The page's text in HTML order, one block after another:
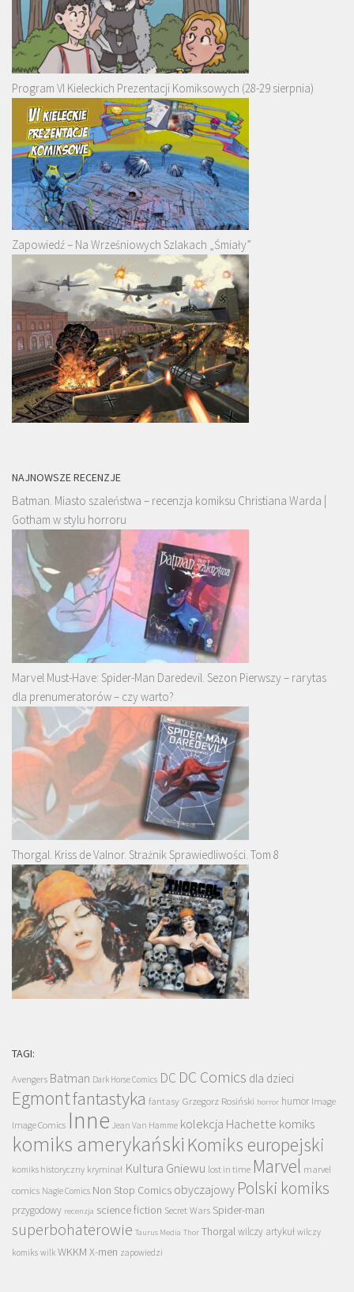
Program VI Kieleckich Prezentacji Komiksowych (28-29 sierpnia)
Zapowiedź – Na Wrześniowych Szlakach „Śmiały”
NAJNOWSZE RECENZJE
Batman. Miasto szaleństwa – recenzja komiksu Christiana Warda |
Gotham w stylu horroru
Marvel Must-Have: Spider-Man Daredevil. Sezon Pierwszy – rarytas
dla prenumeratorów – czy warto?
Thorgal. Kriss de Valnor. Strażnik Sprawiedliwości. Tom 8
TAGI:
Avengers Batman Dark Horse Comics DC DC Comics dla dzieci
Egmontfantastyka fantasy Grzegorz Rosiński horror humor Image
Image Comics Inne Jean Van Hamme kolekcja Hachette komiks
komiks amerykański Komiks europejski
komiks historyczny kryminał Kultura Gniewu lost in time Marvel marvel
comics Nagle Comics Non Stop Comics obyczajowy Polski komiks
przygodowy recenzja science fiction Secret Wars Spider-man
superbohaterowie Taurus Media Thor Thorgal wilczy artykuł wilczy
komiks wilk WKKM X-men zapowiedzi